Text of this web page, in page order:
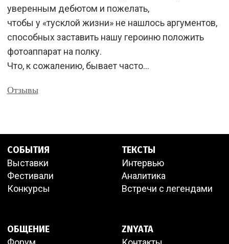
уверенным дебютом и пожелать,
чтобы у «тусклой жизни» не нашлось аргументов,
способных заставить нашу героиню положить
фотоаппарат на полку.
Что, к сожалению, бывает часто…
Отзывы
СОБЫТИЯ
Выставки
Фестивали
Конкурсы
ТЕКСТЫ
Интервью
Аналитика
Встречи с легендами
ОБЩЕНИЕ ZNYATA